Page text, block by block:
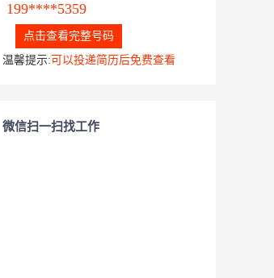
199****5359
点击查看完整号码
温馨提示: 可以投递简历后免费查看
微信扫一扫找工作